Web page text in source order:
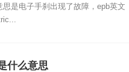
思是电子手刹出现了故障，epb英文
什么意思